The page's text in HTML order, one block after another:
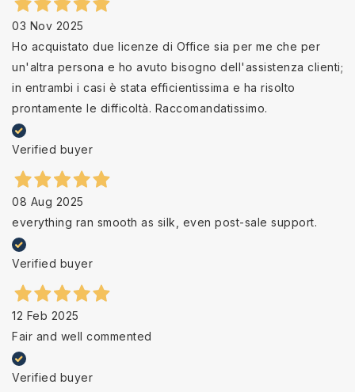
03 Nov 2025
Ho acquistato due licenze di Office sia per me che per
un'altra persona e ho avuto bisogno dell'assistenza clienti;
in entrambi i casi è stata efficientissima e ha risolto
prontamente le difficoltà. Raccomandatissimo.
Verified buyer
08 Aug 2025
everything ran smooth as silk, even post-sale support.
Verified buyer
12 Feb 2025
Fair and well commented
Verified buyer